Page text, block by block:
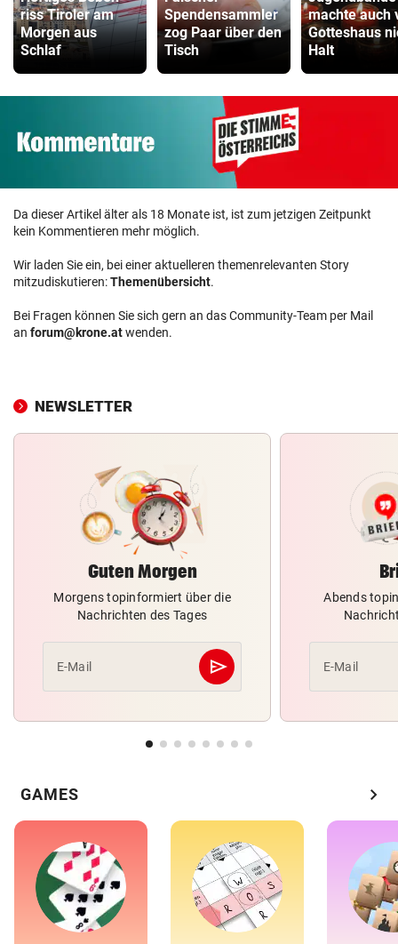
riss Tiroler am
Morgen aus
Schlaf
Spendensammler
zog Paar über den
Tisch
machte auch
Gotteshaus
Halt
Da dieser Artikel älter als 18 Monate ist, ist zum jetzigen Zeitpunkt
kein Kommentieren mehr möglich.
Wir laden Sie ein, bei einer aktuelleren themenrelevanten Story
mitzudiskutieren:Themenübersicht.
Bei Fragen können Sie sich gern an das Community-Team per Mail
an forum@krone.atwenden.
NEWSLETTER
Guten Morgen
Morgens topinformiert über die
Nachrichten des Tages
E-Mail send
Abschicken
Abends
E-Mail
GAMES chevron_right